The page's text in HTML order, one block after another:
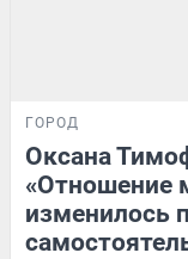
ГОРОД
Оксана
«Отношение
изменилось